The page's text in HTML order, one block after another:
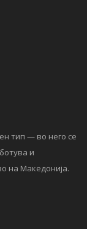
тип — во него се
и
на Македонија.